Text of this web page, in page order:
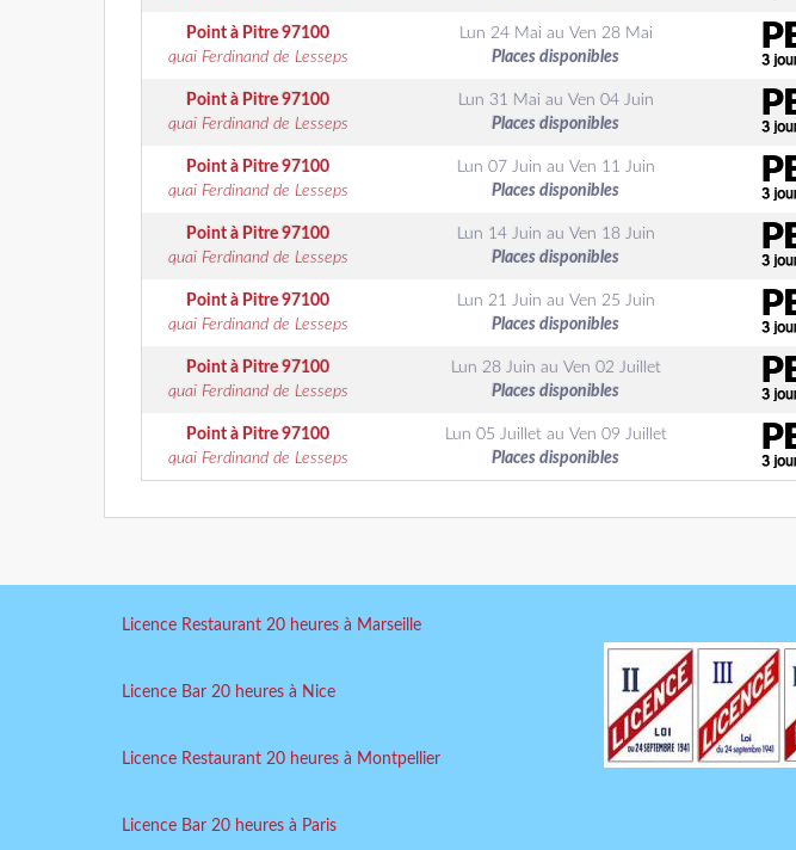
Point à Pitre97100
quai Ferdinand de Lesseps
Lun 24 Mai au Ven 28 Mai
Places disponibles
Point à Pitre97100
quai Ferdinand de Lesseps
Lun 31 Mai au Ven 04 Juin
Places disponibles
Point à Pitre97100
quai Ferdinand de Lesseps
Lun 07 Juin au Ven 11 Juin
Places disponibles
Point à Pitre97100
quai Ferdinand de Lesseps
Lun 14 Juin au Ven 18 Juin
Places disponibles
Point à Pitre97100
quai Ferdinand de Lesseps
Lun 21 Juin au Ven 25 Juin
Places disponibles
Point à Pitre97100
quai Ferdinand de Lesseps
Lun 28 Juin au Ven 02 Juillet
Places disponibles
Point à Pitre97100
quai Ferdinand de Lesseps
Lun 05 Juilletau Ven 09 Juillet
Places disponibles
Licence Restaurant 20 heures à Marseille
Licence Bar 20 heures à Nice
Licence Restaurant 20 heures à Montpellier
Licence Bar 20 heures à Paris